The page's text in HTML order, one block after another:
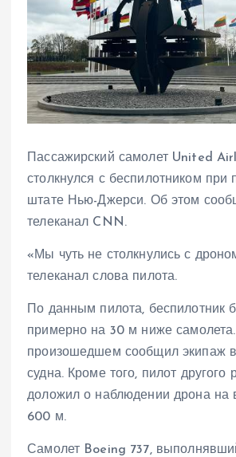
Пассажирский самолет United
столкнулся с беспилотником при
штате Нью-Джерси. Об этом
телеканал CNN.
«Мы чуть не столкнулись с
телеканал слова пилота.
По данным пилота, беспилотник
примерно на 30 м ниже
произошедшем сообщил экипаж
судна. Кроме того, пилот другого
доложил о наблюдении дрона на
600 м.
Самолет Boeing 737,